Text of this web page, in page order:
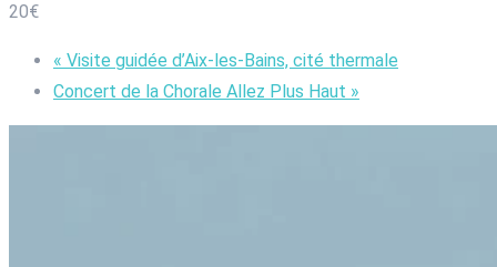
20€
« Visite guidée d’Aix-les-Bains, cité thermale
Concert de la Chorale Allez Plus Haut »